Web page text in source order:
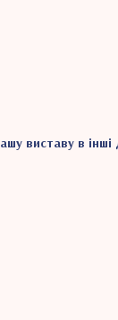
виставу в інші